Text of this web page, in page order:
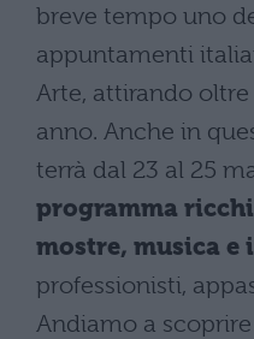
breve tempo uno
appuntamenti
Arte, attirando
anno. Anche in
terrà dal 23 al 25
programma
mostre, musica e
professionisti,
Andiamo a